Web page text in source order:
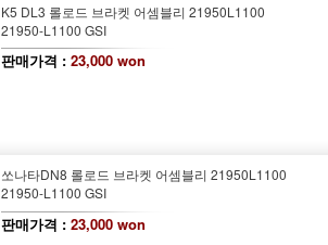
K5 DL3 롤로드 브라켓 어셈블리 21950L1100
21950-L1100 GSI
판매가격 : 23,000 won
쏘나타DN8 롤로드 브라켓 어셈블리 21950L1100
21950-L1100 GSI
판매가격 : 23,000 won